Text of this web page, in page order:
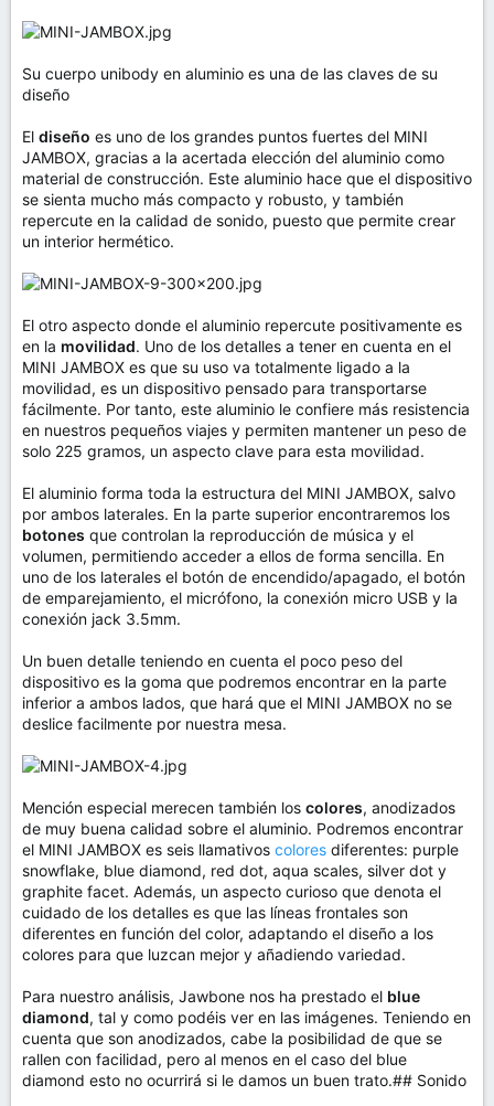
Su cuerpo unibody en aluminio es una de las claves de su
diseño
El diseño es uno de los grandes puntos fuertes del MINI
JAMBOX, gracias a la acertada elección del aluminio como
material de construcción. Este aluminio hace que el dispositivo
se sienta mucho más compacto y robusto, y también
repercute en la calidad de sonido, puesto que permite crear
un interior hermético.
El otro aspecto donde el aluminio repercute positivamente es
en la movilidad. Uno de los detalles a tener en cuenta en el
MINI JAMBOX es que su uso va totalmente ligado a la
movilidad, es un dispositivo pensado para transportarse
fácilmente. Por tanto, este aluminio le confiere más resistencia
en nuestros pequeños viajes y permiten mantener un peso de
solo 225 gramos, un aspecto clave para esta movilidad.
El aluminio forma toda la estructura del MINI JAMBOX, salvo
por ambos laterales. En la parte superior encontraremos los
botones que controlan la reproducción de música y el
volumen, permitiendo acceder a ellos de forma sencilla. En
uno de los laterales el botón de encendido/apagado, el botón
de emparejamiento, el micrófono, la conexión micro USB y la
conexión jack 3.5mm.
Un buen detalle teniendo en cuenta el poco peso del
dispositivo es la goma que podremos encontrar en la parte
inferior a ambos lados, que hará que el MINI JAMBOX no se
deslice facilmente por nuestra mesa.
Mención especial merecen también los colores, anodizados
de muy buena calidad sobre el aluminio. Podremos encontrar
el MINI JAMBOX es seis llamativos colores diferentes: purple
snowflake, blue diamond, red dot, aqua scales, silver dot y
graphite facet. Además, un aspecto curioso que denota el
cuidado de los detalles es que las líneas frontales son
diferentes en función del color, adaptando el diseño a los
colores para que luzcan mejor y añadiendo variedad.
Para nuestro análisis, Jawbone nos ha prestado el blue
diamond, tal y como podéis ver en las imágenes. Teniendo en
cuenta que son anodizados, cabe la posibilidad de que se
rallen con facilidad, pero al menos en el caso del blue
diamond esto no ocurrirá si le damos un buen trato.## Sonido